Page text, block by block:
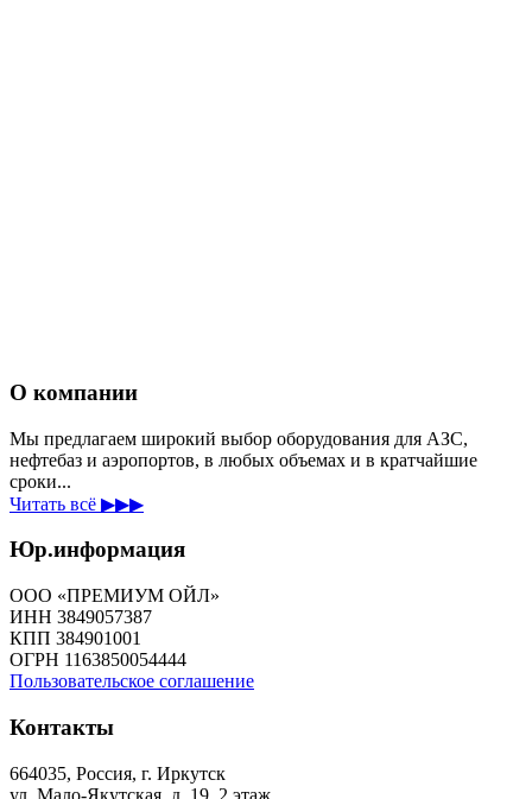
О компании
Мы предлагаем широкий выбор оборудования для АЗС,
нефтебаз и аэропортов, в любых объемах и в кратчайшие
сроки...
Читать всё ▶▶▶
Юр.информация
ООО «ПРЕМИУМ ОЙЛ»
ИНН 3849057387
КПП 384901001
ОГРН 1163850054444
Пользовательское соглашение
Контакты
664035, Россия, г. Иркутск
ул. Мало-Якутская, д. 19, 2 этаж